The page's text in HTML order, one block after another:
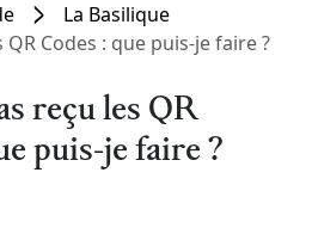
La Basilique
QR Codes : que puis-je faire ?
reçu les QR
puis-je faire ?